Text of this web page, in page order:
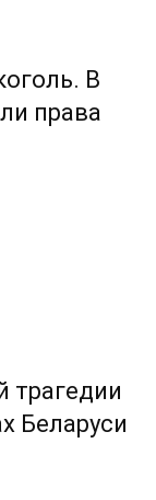
В
права
трагедии
Беларуси